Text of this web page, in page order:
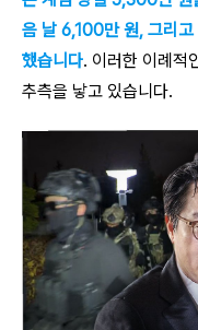
음 날 6,100만 원, 그리
했습니다. 이러한 이례적
추측을 낳고 있습니다.